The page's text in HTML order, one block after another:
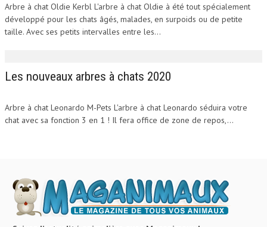
Arbre à chat Oldie Kerbl L'arbre à chat Oldie à été tout spécialement
développé pour les chats âgés, malades, en surpoids ou de petite
taille. Avec ses petits intervalles entre les...
Les nouveaux arbres à chats 2020
Arbre à chat Leonardo M-Pets L'arbre à chat Leonardo séduira votre
chat avec sa fonction 3 en 1 ! Il fera office de zone de repos,...